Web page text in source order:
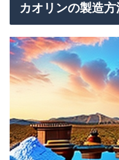
カオリンの製造